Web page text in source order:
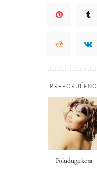
PREPORUČENO
Poluduga kosa